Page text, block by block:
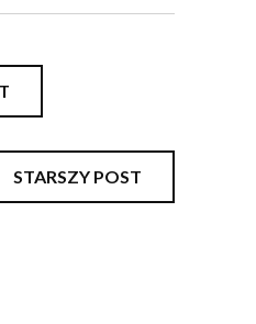
STARSZY POST